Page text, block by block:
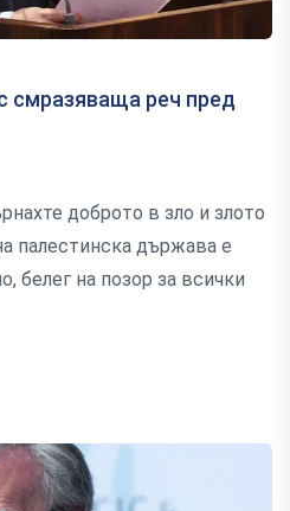
смразяваща реч пред
доброто в зло и злото
палестинска държава е
белег на позор за всички